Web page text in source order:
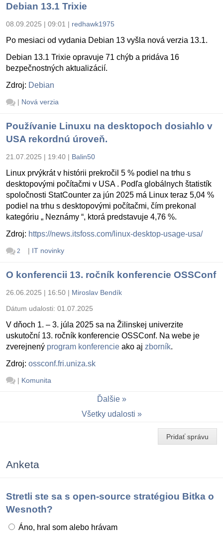
Debian 13.1 Trixie
08.09.2025 | 09:01 | redhawk1975
Po mesiaci od vydania Debian 13 vyšla nová verzia 13.1.
Debian 13.1 Trixie opravuje 71 chýb a pridáva 16
bezpečnostných aktualizácií.
Zdroj: Debian
| Nová verzia
Používanie Linuxu na desktopoch dosiahlo v
USA rekordnú úroveň.
21.07.2025 | 19:40 | Balin50
Linux prvýkrát v histórii prekročil 5 % podiel na trhu s
desktopovými počítačmi v USA . Podľa globálnych štatistík
spoločnosti StatCounter za jún 2025 má Linux teraz 5,04 %
podiel na trhu s desktopovými počítačmi, čím prekonal
kategóriu „ Neznámy “, ktorá predstavuje 4,76 %.
Zdroj: https://news.itsfoss.com/linux-desktop-usage-usa/
2 | IT novinky
O konferencii 13. ročník konferencie OSSConf
26.06.2025 | 16:50 | Miroslav Bendík
Dátum udalosti: 01.07.2025
V dňoch 1. – 3. júla 2025 sa na Žilinskej univerzite
uskutoční 13. ročník konferencie OSSConf. Na webe je
zverejnený program konferencie ako aj zborník.
Zdroj: ossconf.fri.uniza.sk
| Komunita
Ďalšie
Všetky udalosti
Pridať správu
Anketa
Stretli ste sa s open-source stratégiou Bitka o
Wesnoth?
Áno, hral som alebo hrávam